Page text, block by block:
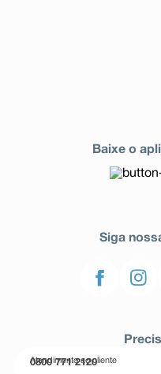
Baixe o
Siga
Atendimento ao cliente
0800 771 2120